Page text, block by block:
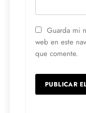
Guarda mi
web en este
que comente.